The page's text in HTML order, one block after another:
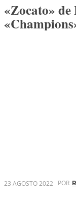
«Zocato»
23 AGOSTO 2022 POR